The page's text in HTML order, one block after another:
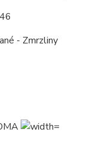
- Zmrzliny